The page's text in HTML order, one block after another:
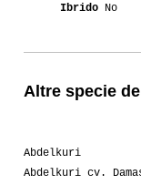
Ibrido No
Altre specie
Abdelkuri
Abdelkuri cv.